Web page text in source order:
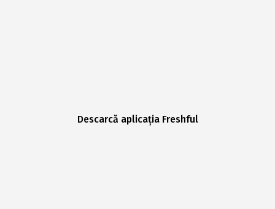
Descarcă aplicația Freshful